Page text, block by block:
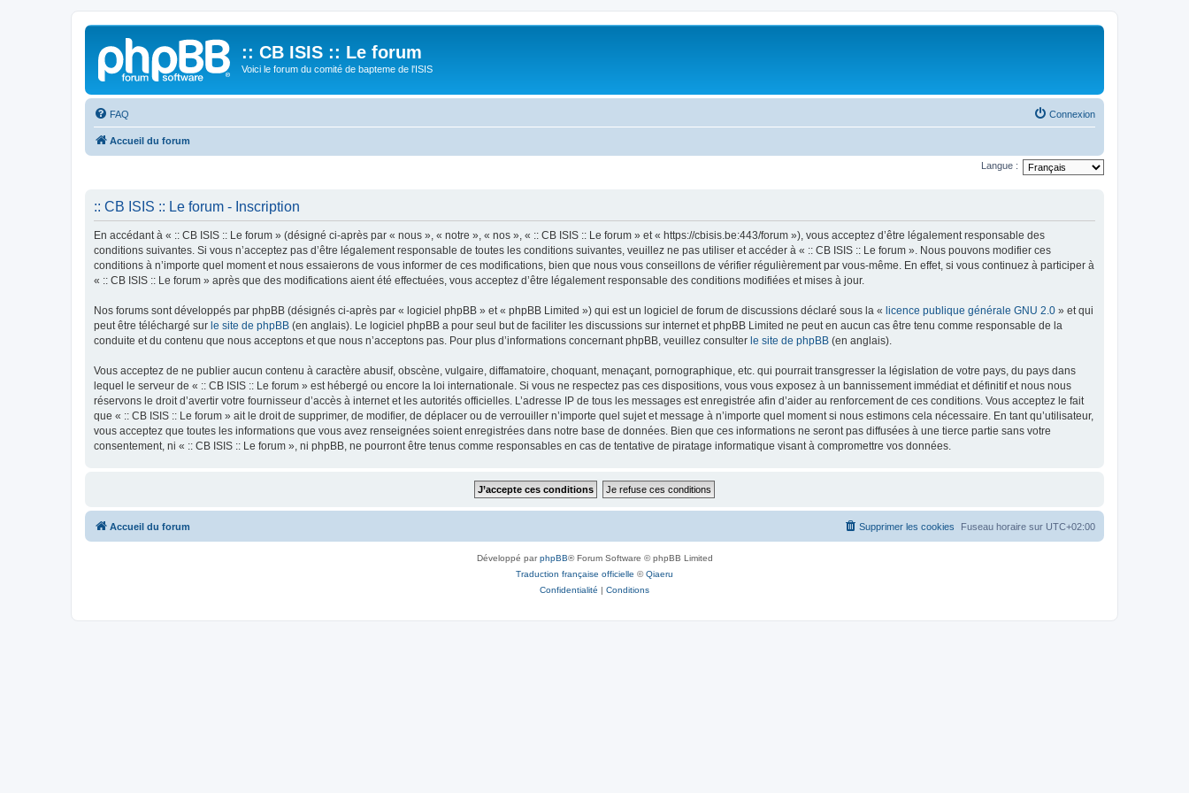
:: CB ISIS :: Le forum
Voici le forum du comité de bapteme de l'ISIS
FAQ Connexion
Accueil du forum
Langue :
:: CB ISIS :: Le forum - Inscription
En accédant à « :: CB ISIS :: Le forum » (désigné ci-après par « nous », « notre », « nos », « :: CB ISIS :: Le forum » et « https://cbisis.be:443/forum »), vous acceptez d’être légalement responsable des
conditions suivantes. Si vous n’acceptez pas d’être légalement responsable de toutes les conditions suivantes, veuillez ne pas utiliser et accéder à « :: CB ISIS :: Le forum ». Nous pouvons modifier ces
conditions à n’importe quel moment et nous essaierons de vous informer de ces modifications, bien que nous vous conseillons de vérifier régulièrement par vous-même. En effet, si vous continuez à participer à
« :: CB ISIS :: Le forum » après que des modifications aient été effectuées, vous acceptez d’être légalement responsable des conditions modifiées et mises à jour.
Nos forums sont développés par phpBB (désignés ci-après par « logiciel phpBB » et « phpBB Limited ») qui est un logiciel de forum de discussions déclaré sous la « licence publique générale GNU 2.0 » et qui
peut être téléchargé sur le site de phpBB (en anglais). Le logiciel phpBB a pour seul but de faciliter les discussions sur internet et phpBB Limited ne peut en aucun cas être tenu comme responsable de la
conduite et du contenu que nous acceptons et que nous n’acceptons pas. Pour plus d’informations concernant phpBB, veuillez consulter le site de phpBB (en anglais).
Vous acceptez de ne publier aucun contenu à caractère abusif, obscène, vulgaire, diffamatoire, choquant, menaçant, pornographique, etc. qui pourrait transgresser la législation de votre pays, du pays dans
lequel le serveur de « :: CB ISIS :: Le forum » est hébergé ou encore la loi internationale. Si vous ne respectez pas ces dispositions, vous vous exposez à un bannissement immédiat et définitif et nous nous
réservons le droit d’avertir votre fournisseur d’accès à internet et les autorités officielles. L’adresse IP de tous les messages est enregistrée afin d’aider au renforcement de ces conditions. Vous acceptez le fait
que « :: CB ISIS :: Le forum » ait le droit de supprimer, de modifier, de déplacer ou de verrouiller n’importe quel sujet et message à n’importe quel moment si nous estimons cela nécessaire. En tant qu’utilisateur,
vous acceptez que toutes les informations que vous avez renseignées soient enregistrées dans notre base de données. Bien que ces informations ne seront pas diffusées à une tierce partie sans votre
consentement, ni « :: CB ISIS :: Le forum », ni phpBB, ne pourront être tenus comme responsables en cas de tentative de piratage informatique visant à compromettre vos données.
Accueil du forum Fuseau horaire sur UTC+02:00
Supprimer les cookies
Développé parphpBB® Forum Software © phpBB Limited
Traduction française officielle ©Qiaeru
Confidentialité | Conditions